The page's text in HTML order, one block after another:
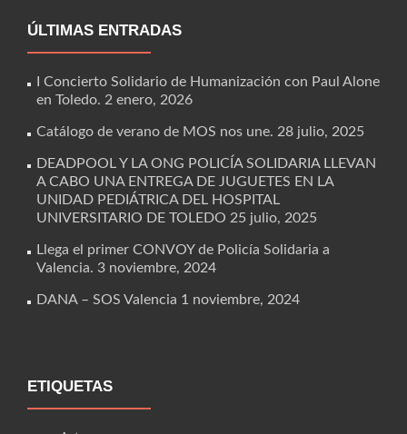
ÚLTIMAS ENTRADAS
I Concierto Solidario de Humanización con Paul Alone
en Toledo. 2 enero, 2026
Catálogo de verano de MOS nos une. 28 julio, 2025
DEADPOOL Y LA ONG POLICÍA SOLIDARIA LLEVAN
A CABO UNA ENTREGA DE JUGUETES EN LA
UNIDAD PEDIÁTRICA DEL HOSPITAL
UNIVERSITARIO DE TOLEDO 25 julio, 2025
Llega el primer CONVOY de Policía Solidaria a
Valencia. 3 noviembre, 2024
DANA – SOS Valencia 1 noviembre, 2024
ETIQUETAS